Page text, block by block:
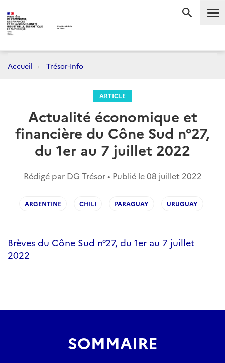
Accueil Trésor-Info
ARTICLE
Actualité économique et
financière du Cône Sud n°27,
du 1er au 7 juillet 2022
Rédigé par DG Trésor • Publié le08 juillet 2022
ARGENTINE CHILI PARAGUAY URUGUAY
Brèves du Cône Sud n°27, du 1er au 7 juillet
2022
SOMMAIRE